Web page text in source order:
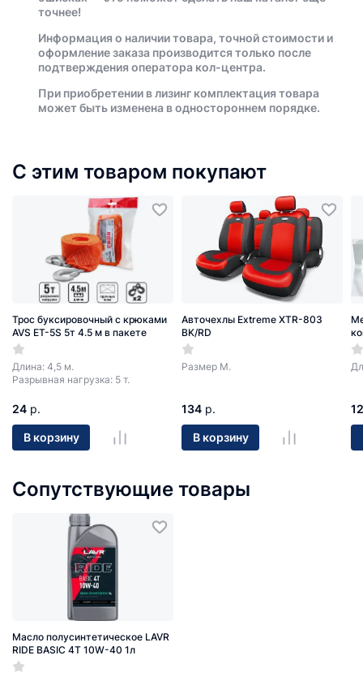
точнее!
Информация о наличии товара, точной стоимости и
оформление заказа производится только после
подтверждения оператора кол-центра.
При приобретении в лизинг комплектация товара
может быть изменена в одностороннем порядке.
С этим товаром покупают
Трос буксировочный с крюками
AVS ET-5S 5т 4.5 м в пакете
Длина: 4,5 м.
Разрывная нагрузка: 5 т.
24 р.
В корзину
Авточехлы Extreme XTR-803
BK/RD
Размер М.
134 р.
В корзину
12
Сопутствующие товары
Масло полусинтетическое LAVR
RIDE BASIC 4T 10W-40 1л